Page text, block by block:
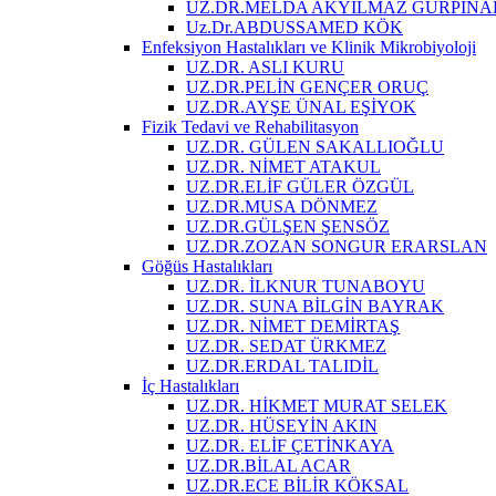
UZ.DR.MELDA AKYILMAZ
Uz.Dr.ABDUSSAMED KÖK
Enfeksiyon Hastalıkları ve Klinik Mikrobiyoloji
UZ.DR. ASLI KURU
UZ.DR.PELİN GENÇER ORUÇ
UZ.DR.AYŞE ÜNAL EŞİYOK
Fizik Tedavi ve Rehabilitasyon
UZ.DR. GÜLEN SAKALLIOĞLU
UZ.DR. NİMET ATAKUL
UZ.DR.ELİF GÜLER ÖZGÜL
UZ.DR.MUSA DÖNMEZ
UZ.DR.GÜLŞEN ŞENSÖZ
UZ.DR.ZOZAN SONGUR ERARSLAN
Göğüs Hastalıkları
UZ.DR. İLKNUR TUNABOYU
UZ.DR. SUNA BİLGİN BAYRAK
UZ.DR. NİMET DEMİRTAŞ
UZ.DR. SEDAT ÜRKMEZ
UZ.DR.ERDAL TALIDİL
İç Hastalıkları
UZ.DR. HİKMET MURAT SELEK
UZ.DR. HÜSEYİN AKIN
UZ.DR. ELİF ÇETİNKAYA
UZ.DR.BİLAL ACAR
UZ.DR.ECE BİLİR KÖKSAL